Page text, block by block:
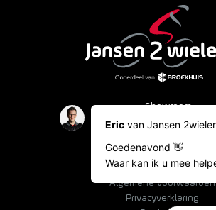
Showroom
Occasions
Bestelinformatie
Algemene voorwaarden
Privacyverklaring